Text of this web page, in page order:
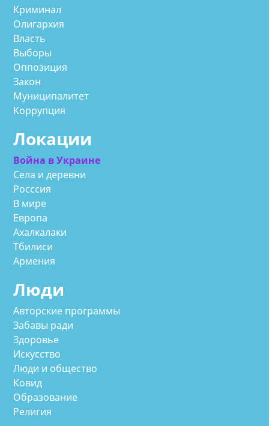
Криминал
Олигархия
Власть
Выборы
Оппозиция
Закон
Муниципалитет
Коррупция
Локации
Война в Украине
Села и деревни
Росссия
В мире
Европа
Ахалкалаки
Тбилиси
Армения
Люди
Авторские программы
Забавы ради
Здоровье
Искусство
Люди и общество
Ковид
Образование
Религия